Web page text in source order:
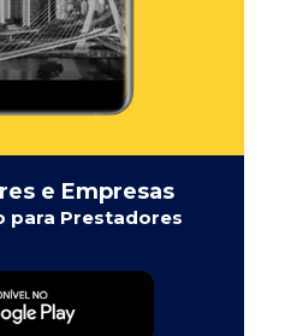
e Empresas
para Prestadores